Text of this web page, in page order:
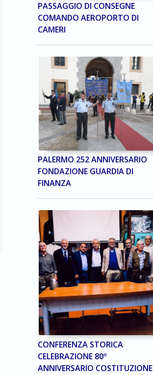
PASSAGGIO DI CONSEGNE
COMANDO AEROPORTO DI
CAMERI
PALERMO 252 ANNIVERSARIO
FONDAZIONE GUARDIA DI
FINANZA
CONFERENZA STORICA
CELEBRAZIONE 80º
ANNIVERSARIO COSTITUZIONE